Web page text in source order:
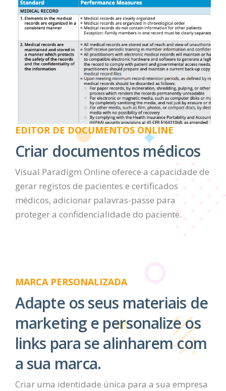
EDITOR DE DOCUMENTOS ONLINE
Criar documentos médicos
Visual Paradigm Online oferece a capacidade de
gerar registos de pacientes e certificados
médicos, adicionar palavras-passe para
proteger a confidencialidade do paciente.
MARCA PERSONALIZADA
Adapte os seus materiais de
marketing e personalize os
links para se alinharem com
a sua marca.
Criar uma identidade única para a sua empresa